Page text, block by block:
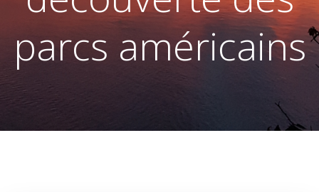
parcs américains